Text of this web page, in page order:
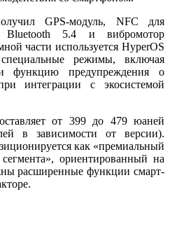
GPS-модуль, NFC для
Bluetooth 5.4 и вибромотор
части используется HyperOS
режимы, включая
функцию предупреждения о
интеграции с экосистемой
от 399 до 479 юаней
в зависимости от версии).
как «премиальный
ориентированный на
расширенные функции смарт-